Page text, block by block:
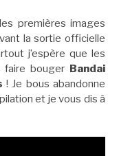
premières images
la sortie officielle
j’espère que les
faire bouger Bandai
! Je bous abandonne
et je vous dis à